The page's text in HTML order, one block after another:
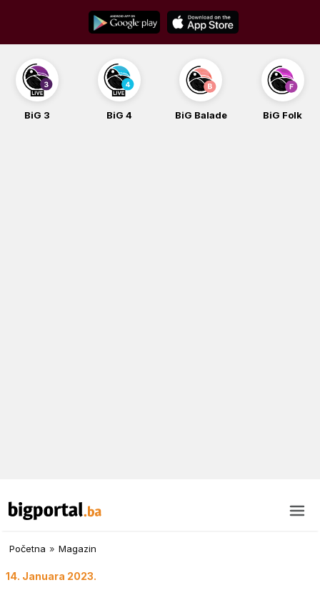
content
BiG 3 BiG 4 BiG Balade BiG Folk
Početna » Magazin
14. Januara 2023.